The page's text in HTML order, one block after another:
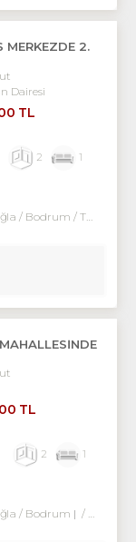
MERKEZDE 2.
Dairesi
TL
2
1
/ Bodrum / Turgutreis
TL
2
1
/ Bodrum / Eskiçeşme Mah.